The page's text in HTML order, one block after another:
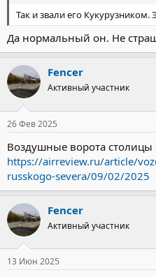
Так и звали его
Да нормальный он. Не
Fencer
Активный участник
26 Фев 2025
Воздушные ворота столицы
https://airreview.ru/article/
russkogo-severa/09/02/2025
Fencer
Активный участник
13 Июн 2025